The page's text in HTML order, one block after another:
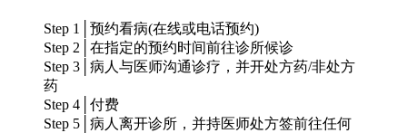
Step 1│预约看病(在线或电话预约)
Step 2│在指定的预约时间前往诊所候诊
Step 3│病人与医师沟通诊疗，并开处方药/非处方
药
Step 4│付费
Step 5│病人离开诊所，并持医师处方签前往任何